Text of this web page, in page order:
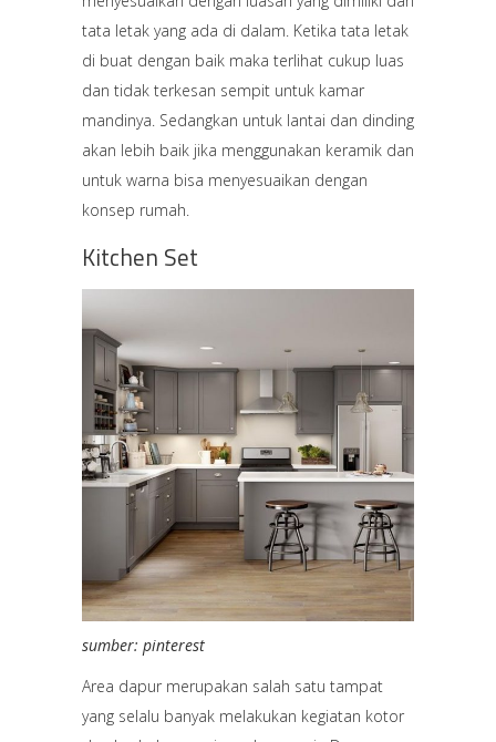
tata letak yang ada di dalam. Ketika tata letak
di buat dengan baik maka terlihat cukup luas
dan tidak terkesan sempit untuk kamar
mandinya. Sedangkan untuk lantai dan dinding
akan lebih baik jika menggunakan keramik dan
untuk warna bisa menyesuaikan dengan
konsep rumah.
Kitchen Set
sumber: pinterest
Area dapur merupakan salah satu tampat
yang selalu banyak melakukan kegiatan kotor